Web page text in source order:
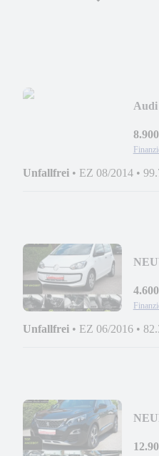
Audi
Unfallfrei • EZ 08/2014 •
NEU
Unfallfrei • EZ 06/2016 •
NEU